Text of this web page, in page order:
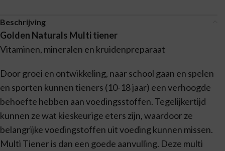
Beschrijving
Golden Naturals Multi tiener
Vitaminen, mineralen en kruidenpreparaat
Door groei en ontwikkeling, naar school gaan en spelen
en sporten kunnen tieners (10-18 jaar) een verhoogde
behoefte hebben aan voedingsstoffen. Tegelijkertijd
kunnen ze wat kieskeurige eters zijn, waardoor ze
belangrijke voedingstoffen uit voeding kunnen missen.
Multi Tiener is dan een goede aanvulling. Deze multi